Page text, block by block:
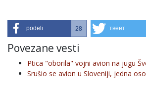
podeli 28 твеет
Povezane vesti
Ptica "oborila" vojni avion na jugu
Srušio se avion u Sloveniji, jedna